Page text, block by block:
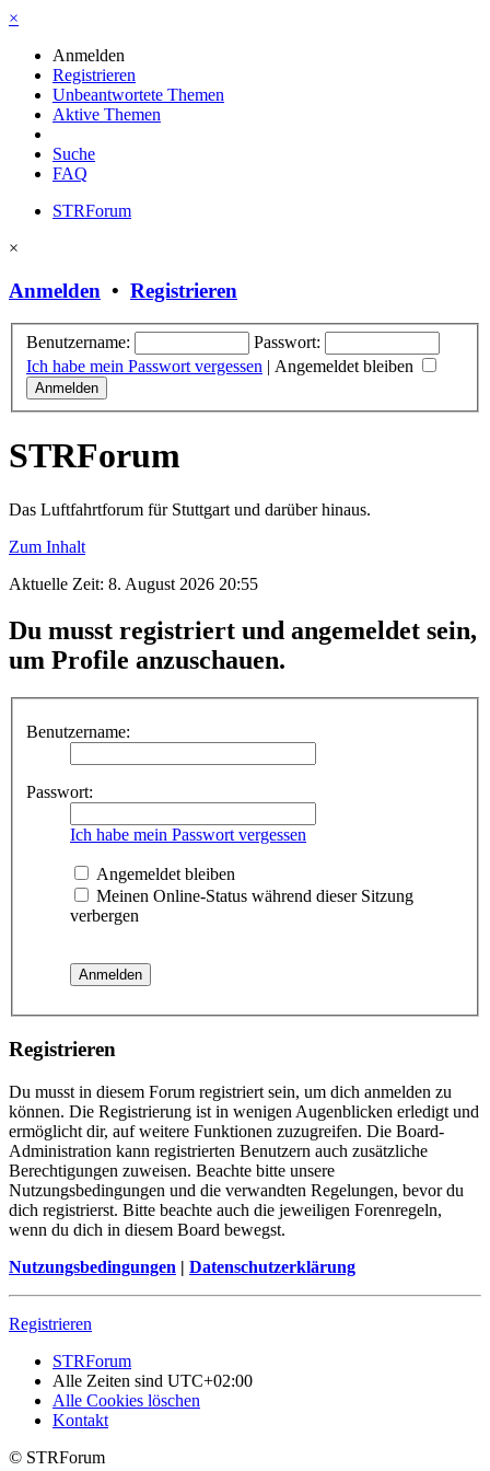
×
Anmelden
Registrieren
Unbeantwortete Themen
Aktive Themen
Suche
FAQ
STRForum
×
Anmelden • Registrieren
Benutzername:
Passwort:
Ich habe mein Passwort vergessen | Angemeldet bleiben
STRForum
Das Luftfahrtforum für Stuttgart und darüber hinaus.
Zum Inhalt
Aktuelle Zeit: 8. August 2026 20:55
Du musst registriert und angemeldet sein,
um Profile anzuschauen.
Benutzername:
Passwort:
Ich habe mein Passwort vergessen
Angemeldet bleiben
Meinen Online-Status während dieser Sitzung
verbergen
Registrieren
Du musst in diesem Forum registriert sein, um dich anmelden zu
können. Die Registrierung ist in wenigen Augenblicken erledigt und
ermöglicht dir, auf weitere Funktionen zuzugreifen. Die Board-
Administration kann registrierten Benutzern auch zusätzliche
Berechtigungen zuweisen. Beachte bitte unsere
Nutzungsbedingungen und die verwandten Regelungen, bevor du
dich registrierst. Bitte beachte auch die jeweiligen Forenregeln,
wenn du dich in diesem Board bewegst.
Nutzungsbedingungen | Datenschutzerklärung
Registrieren
STRForum
Alle Zeiten sind UTC+02:00
Alle Cookies löschen
Kontakt
© STRForum